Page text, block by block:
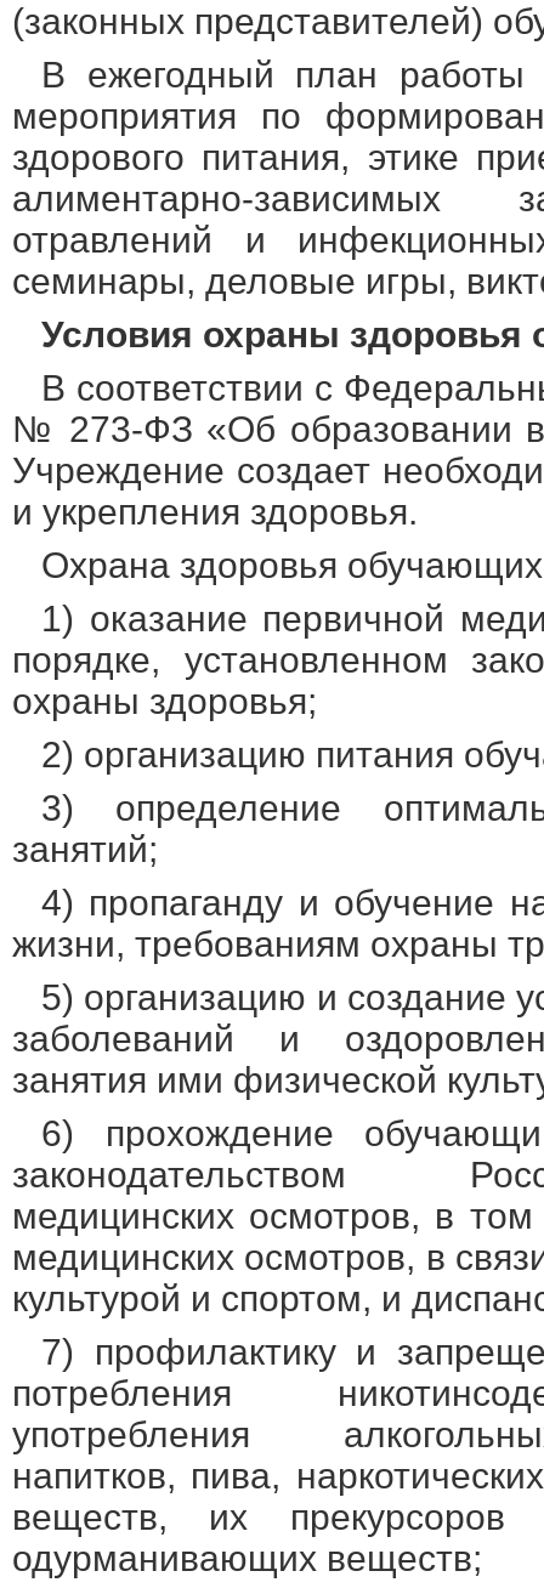
(законных представителей)
В ежегодный план работы
мероприятия по
здорового питания, этике
алиментарно-зависимых
отравлений и
семинары, деловые игры,
Условия охраны здоровья
В соответствии с
№ 273-ФЗ «Об образовании
Учреждение создает
и укрепления здоровья.
Охрана здоровья
1) оказание первичной
порядке, установленном
охраны здоровья;
2) организацию питания
3) определение
занятий;
4) пропаганду и обучение
жизни, требованиям охраны
5) организацию и создание
заболеваний и
занятия ими физической
6) прохождение
законодательством
медицинских осмотров, в
медицинских осмотров, в
культурой и спортом, и
7) профилактику и
потребления
употребления
напитков, пива,
веществ, их
одурманивающих веществ;